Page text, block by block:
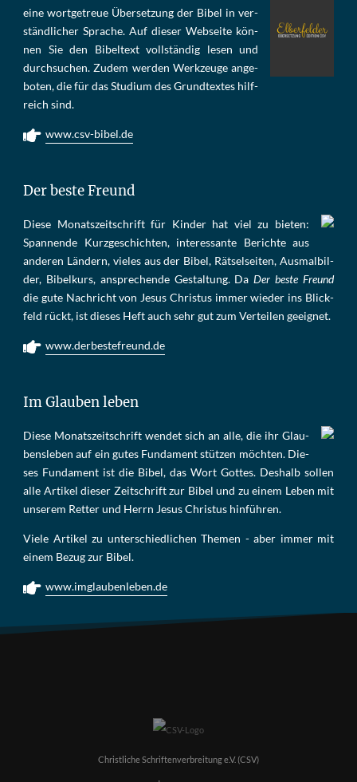
eine wort­ge­treue Über­set­zung der Bi­bel in ver­
ständ­li­cher Spra­che. Auf die­ser Web­sei­te kön­
nen Sie den Bi­bel­text voll­stän­dig le­sen und
durch­su­chen. Zu­dem wer­den Werk­zeu­ge an­ge­
bo­ten, die für das Stu­di­um des Grund­tex­tes hilf­
reich sind.
www.csv-bibel.de
Der beste Freund
Die­se Mo­nats­zeit­schrift für Kin­der hat viel zu bie­ten:
Span­nen­de Kurz­ge­schich­ten, in­te­res­san­te Be­rich­te aus
an­de­ren Län­dern, vie­les aus der Bi­bel, Rät­sel­sei­ten, Aus­mal­bil­
der, Bi­bel­kurs, an­sprech­ende Ge­stal­tung. DaDer beste Freund
die gu­te Nach­richt von Je­sus Chris­tus im­mer wie­der ins Blick­
feld rückt, ist die­ses Heft auch sehr gut zum Ver­tei­len ge­eig­net.
www.derbestefreund.de
Im Glauben leben
Die­se Mo­nats­zeit­schrift wen­det sich an alle, die ihr Glau­
bens­le­ben auf ein gu­tes Fun­da­ment stüt­zen möch­ten. Die­
ses Fun­da­ment ist die Bi­bel, das Wort Got­tes. Des­halb sol­len
al­le Ar­ti­kel die­ser Zeit­schrift zur Bi­bel und zu ei­nem Le­ben mit
un­se­rem Ret­ter und Herrn Je­sus Chris­tus hin­füh­ren.
Viele Artikel zu unterschiedlichen Themen - aber immer mit
einem Bezug zur Bibel.
www.imglaubenleben.de
Christliche Schriftenverbreitung e.V. (CSV)